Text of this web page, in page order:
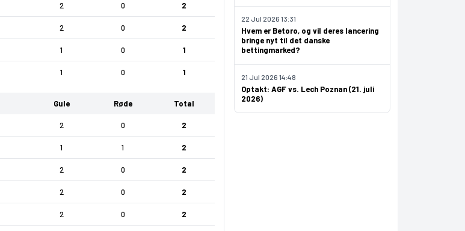
2 0 2
2 0 2
1 0 1
1 0 1
Gule Røde Total
2 0 2
1 1 2
2 0 2
2 0 2
2 0 2
Hvem er Betoro, og vil deres lancering
bringe nyt til det danske
bettingmarked?
22 Jul 2026 13:31
Optakt: AGF vs. Lech Poznan (21. juli
2026)
21 Jul 2026 14:48